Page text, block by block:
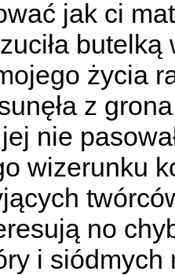
jak ci
życia
z
nie
wizerunku
no
i siódmych